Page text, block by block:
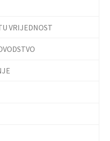
VRIJEDNOST